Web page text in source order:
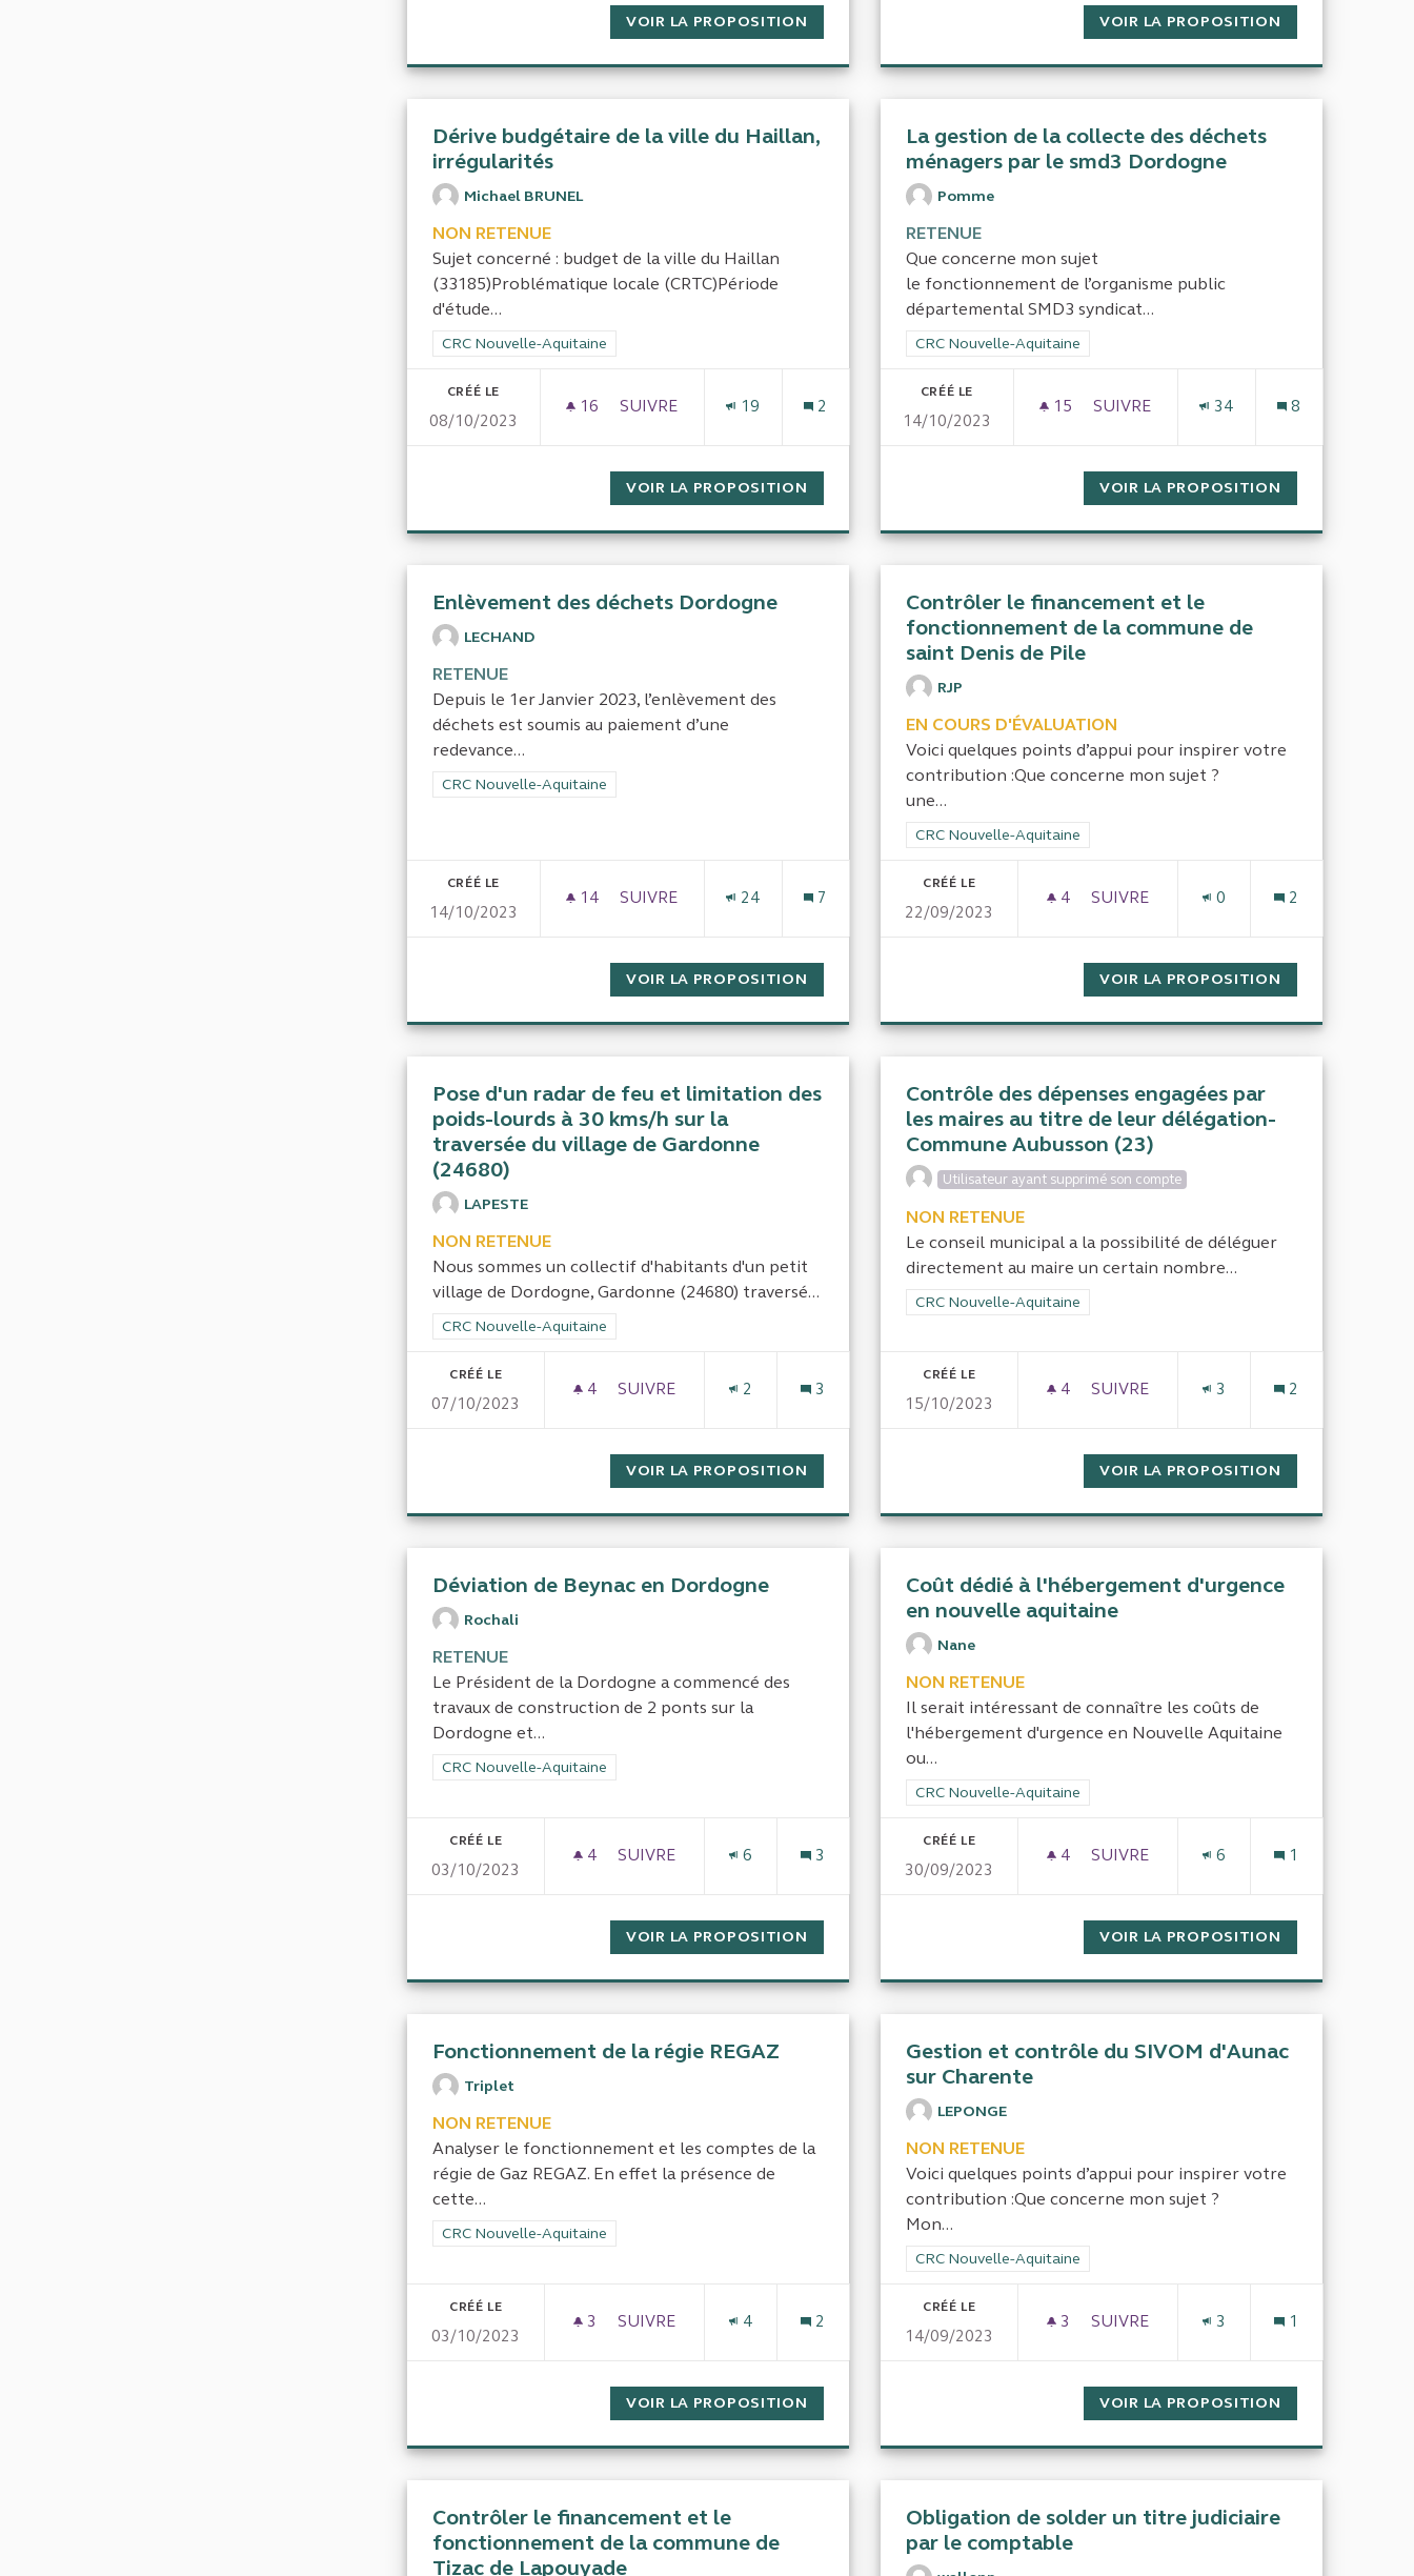
VOIR LA PROPOSITION GESTION DE L'ERRANCE ANIMALE PAR LE DÉLÉGATAIRE DE SERVICE PUBLIC
VOIR LA PROPOSITION
Dérive budgétaire de la ville du Haillan,
irrégularités
Michael BRUNEL
NON RETENUE
Sujet concerné : budget de la ville du Haillan
(33185)Problématique locale (CRTC)Période
d'étude...
Filtrer les résultats de la catégorie : CRC Nouvelle-Aquitaine
CRC Nouvelle-Aquitaine
CRÉÉ LE
08/10/2023
16 16 ABONNÉS
SUIVRE
DÉRIVE BUDGÉTAIRE DE LA VILLE DU HAILLAN, IRRÉGULARITÉS
19 2
VOIR LA PROPOSITION DÉRIVE BUDGÉTAIRE DE LA VILLE DU HAILLAN, IRRÉGULARITÉS
La gestion de la collecte des déchets
ménagers par le smd3 Dordogne
Pomme
RETENUE
Que concerne mon sujet
le fonctionnement de l’organisme public
départemental SMD3 syndicat...
Filtrer les résultats de la catégorie : CRC Nouvelle-Aquitaine
CRC Nouvelle-Aquitaine
CRÉÉ LE
14/10/2023
15 15 ABONNÉS
SUIVRE
34 8
VOIR LA PROPOSITION
Enlèvement des déchets Dordogne
LECHAND
RETENUE
Depuis le 1er Janvier 2023, l’enlèvement des
déchets est soumis au paiement d’une
redevance...
Filtrer les résultats de la catégorie : CRC Nouvelle-Aquitaine
CRC Nouvelle-Aquitaine
CRÉÉ LE
14/10/2023
14 14 ABONNÉS
SUIVRE
ENLÈVEMENT DES DÉCHETS DORDOGNE
24 7
VOIR LA PROPOSITION ENLÈVEMENT DES DÉCHETS DORDOGNE
Contrôler le financement et le
fonctionnement de la commune de
saint Denis de Pile
RJP
EN COURS D'ÉVALUATION
Voici quelques points d’appui pour inspirer votre
contribution :Que concerne mon sujet ?
une...
Filtrer les résultats de la catégorie : CRC Nouvelle-Aquitaine
CRC Nouvelle-Aquitaine
CRÉÉ LE
22/09/2023
4 4 ABONNÉS
SUIVRE
0 2
VOIR LA PROPOSITION
Pose d'un radar de feu et limitation des
poids-lourds à 30 kms/h sur la
traversée du village de Gardonne
(24680)
LAPESTE
NON RETENUE
Nous sommes un collectif d'habitants d'un petit
village de Dordogne, Gardonne (24680) traversé...
Filtrer les résultats de la catégorie : CRC Nouvelle-Aquitaine
CRC Nouvelle-Aquitaine
CRÉÉ LE
07/10/2023
4 4 ABONNÉS
SUIVRE
POSE D'UN RADAR DE FEU ET LIMITATION DES POIDS-LOURDS À 30 KMS/H SUR LA TRAVERSÉE DU
2 3
VOIR LA PROPOSITION POSE D'UN RADAR DE FEU ET LIMITATION DES POIDS-LOURDS À 30 KMS/H
Contrôle des dépenses engagées par
les maires au titre de leur délégation-
Commune Aubusson (23)
Utilisateur ayant supprimé son compte
NON RETENUE
Le conseil municipal a la possibilité de déléguer
directement au maire un certain nombre...
Filtrer les résultats de la catégorie : CRC Nouvelle-Aquitaine
CRC Nouvelle-Aquitaine
CRÉÉ LE
15/10/2023
4 4 ABONNÉS
SUIVRE
3 2
VOIR LA PROPOSITION
Déviation de Beynac en Dordogne
Rochali
RETENUE
Le Président de la Dordogne a commencé des
travaux de construction de 2 ponts sur la
Dordogne et...
Filtrer les résultats de la catégorie : CRC Nouvelle-Aquitaine
CRC Nouvelle-Aquitaine
CRÉÉ LE
03/10/2023
4 4 ABONNÉS
SUIVRE
DÉVIATION DE BEYNAC EN DORDOGNE
6 3
VOIR LA PROPOSITION DÉVIATION DE BEYNAC EN DORDOGNE
Coût dédié à l'hébergement d'urgence
en nouvelle aquitaine
Nane
NON RETENUE
Il serait intéressant de connaître les coûts de
l'hébergement d'urgence en Nouvelle Aquitaine
ou...
Filtrer les résultats de la catégorie : CRC Nouvelle-Aquitaine
CRC Nouvelle-Aquitaine
CRÉÉ LE
30/09/2023
4 4 ABONNÉS
SUIVRE
6 1
VOIR LA PROPOSITION
Fonctionnement de la régie REGAZ
Triplet
NON RETENUE
Analyser le fonctionnement et les comptes de la
régie de Gaz REGAZ. En effet la présence de
cette...
Filtrer les résultats de la catégorie : CRC Nouvelle-Aquitaine
CRC Nouvelle-Aquitaine
CRÉÉ LE
03/10/2023
3 3 ABONNÉS
SUIVRE
FONCTIONNEMENT DE LA RÉGIE REGAZ
4 2
VOIR LA PROPOSITION FONCTIONNEMENT DE LA RÉGIE REGAZ
Gestion et contrôle du SIVOM d'Aunac
sur Charente
LEPONGE
NON RETENUE
Voici quelques points d’appui pour inspirer votre
contribution :Que concerne mon sujet ?
Mon...
Filtrer les résultats de la catégorie : CRC Nouvelle-Aquitaine
CRC Nouvelle-Aquitaine
CRÉÉ LE
14/09/2023
3 3 ABONNÉS
SUIVRE
3 1
VOIR LA PROPOSITION
Contrôler le financement et le
fonctionnement de la commune de
Tizac de Lapouyade
Obligation de solder un titre judiciaire
par le comptable